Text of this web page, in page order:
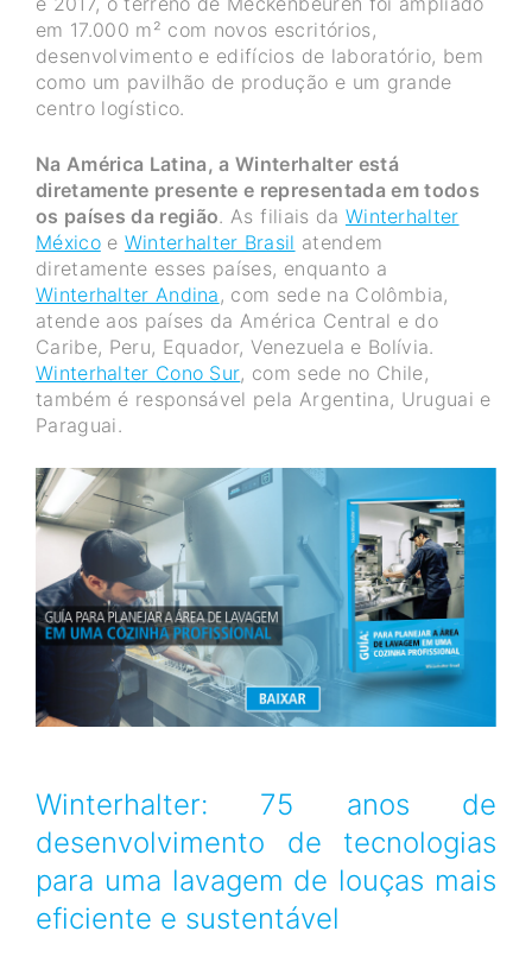
em 17.000 m² com novos escritórios,
desenvolvimento e edifícios de laboratório, bem
como um pavilhão de produção e um grande
centro logístico.
Na América Latina, a Winterhalter está
diretamente presente e representada em todos
os países da região. As filiais da Winterhalter
Méxicoe Winterhalter Brasil atendem
diretamente esses países, enquanto a
Winterhalter Andina , com sede na Colômbia,
atende aos países da América Central e do
Caribe, Peru, Equador, Venezuela e Bolívia.
Winterhalter Cono Sur, com sede no Chile,
também é responsável pela Argentina, Uruguai e
Paraguai.
Winterhalter: 75 anos de
desenvolvimento de tecnologias
para uma lavagem de louças mais
eficiente e sustentável